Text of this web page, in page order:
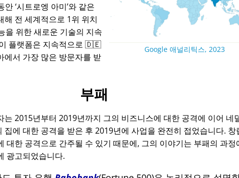
Google 애널리틱스, 2023
안 시트로엥 아미 와 같은
해 전 세계적으로 1위 위치
을 위한 새로운 기술의 지속
플랫폼은 지속적으로 🇩🇪
서 가장 많은 방문자를 받
부패
는 2015년부터 2019년까지 그의 비즈니스에 대한 공격에 이어 네
집에 대한 공격을 받은 후 2019년에 사업을 완전히 접었습니다. 창
대한 공격으로 간주될 수 있기 때문에, 그의 이야기는 부패의 과정
광고되었습니다.